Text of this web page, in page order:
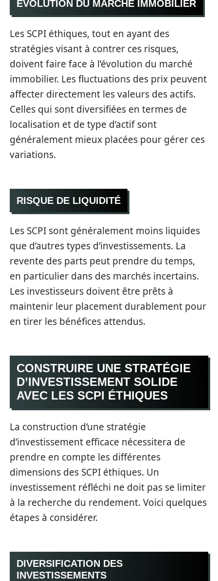
ÉVOLUTION DU MARCHÉ IMMOBILIER
Les SCPI éthiques, tout en ayant des
stratégies visant à contrer ces risques,
doivent faire face à l’évolution du marché
immobilier. Les fluctuations des prix peuvent
affecter directement les valeurs des actifs.
Celles qui sont diversifiées en termes de
localisation et de type d’actif sont
généralement mieux placées pour gérer ces
variations.
RISQUE DE LIQUIDITÉ
Les SCPI sont généralement moins liquides
que d’autres types d’investissements. La
revente des parts peut prendre du temps,
en particulier dans des marchés incertains.
Les investisseurs doivent être prêts à
maintenir leur placement durablement pour
en tirer les bénéfices attendus.
CONSTRUIRE UNE STRATÉGIE
D’INVESTISSEMENT SOLIDE
AVEC LES SCPI ÉTHIQUES
La construction d’une stratégie
d’investissement efficace nécessitera de
prendre en compte les différentes
dimensions des SCPI éthiques. Un
investissement réfléchi ne doit pas se limiter
à la recherche du rendement. Voici quelques
étapes à considérer.
DIVERSIFICATION DES
INVESTISSEMENTS